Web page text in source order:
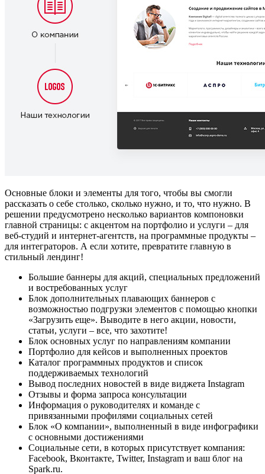
Основные блоки и элементы для того, чтобы вы смогли
рассказать о себе столько, сколько нужно, и то, что нужно. В
решении предусмотрено несколько вариантов компоновки
главной страницы: с акцентом на портфолио и услуги – для
веб-студий и интернет-агентств, на программные продукты –
для интеграторов. А если хотите, превратите главную в
стильный лендинг!
Большие баннеры для акций, специальных предложений
и востребованных услуг
Блок дополнительных плавающих баннеров с
возможностью подгрузки элементов с помощью кнопки
«Загрузить еще». Выводите в него акции, новости,
статьи, услуги – все, что захотите!
Блок основных услуг по направлениям компании
Портфолио для кейсов и выполненных проектов
Каталог программных продуктов и список
поддерживаемых технологий
Вывод последних новостей в виде виджета Instagram
Отзывы и форма запроса консультации
Информация о руководителях и команде с
привязанными профилями социальных сетей
Блок «О компании», выполненный в виде инфографики
с основными достижениями
Социальные сети, в которых присутствует компания:
Facebook, Вконтакте, Twitter, Instagram и ваш блог на
Spark.ru.